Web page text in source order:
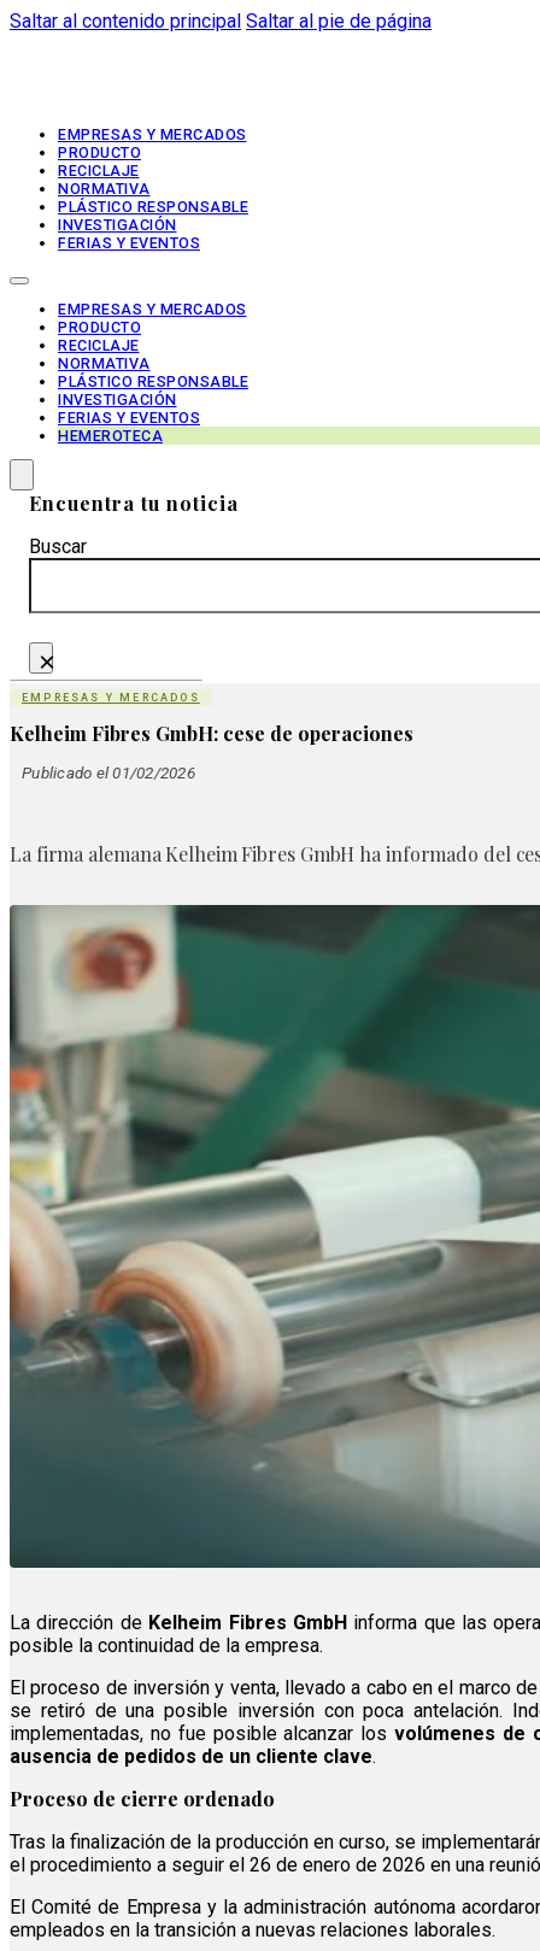
Saltar al contenido principal Saltar al pie de página
EMPRESAS Y MERCADOS
PRODUCTO
RECICLAJE
NORMATIVA
PLÁSTICO RESPONSABLE
INVESTIGACIÓN
FERIAS Y EVENTOS
EMPRESAS Y MERCADOS
PRODUCTO
RECICLAJE
NORMATIVA
PLÁSTICO RESPONSABLE
INVESTIGACIÓN
FERIAS Y EVENTOS
HEMEROTECA
Encuentra tu noticia
Buscar
×
EMPRESAS Y MERCADOS
Kelheim Fibres GmbH: cese de operaciones
Publicado el 01/02/2026
La firma alemana Kelheim Fibres GmbH ha informado del
La dirección deKelheim Fibres GmbH informa que las
posible la continuidad de la empresa.
El proceso de inversión y venta, llevado a cabo en el marco
se retiró de una posible inversión con poca antelación.
implementadas, no fue posible alcanzar losvolúmenes de
ausencia de pedidos de un cliente clave.
Proceso de cierre ordenado
Tras la finalización de la producción en curso, se
el procedimiento a seguir el 26 de enero de 2026 en una
El Comité de Empresa y la administración autónoma
empleados en la transición a nuevas relaciones laborales.